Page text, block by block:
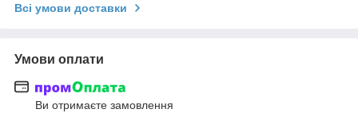
Всі умови доставки
Умови оплати
Ви отримаєте замовлення